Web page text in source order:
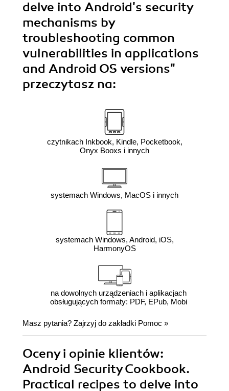
delve into Android's security
mechanisms by
troubleshooting common
vulnerabilities in applications
and Android OS versions"
przeczytasz na:
czytnikach Inkbook, Kindle, Pocketbook,
Onyx Booxs i innych
systemach Windows, MacOS i innych
systemach Windows, Android, iOS,
HarmonyOS
na dowolnych urządzeniach i aplikacjach
obsługujących formaty: PDF, EPub, Mobi
Masz pytania? Zajrzyj do zakładki Pomoc »
Oceny i opinie klientów:
Android Security Cookbook.
Practical recipes to delve into